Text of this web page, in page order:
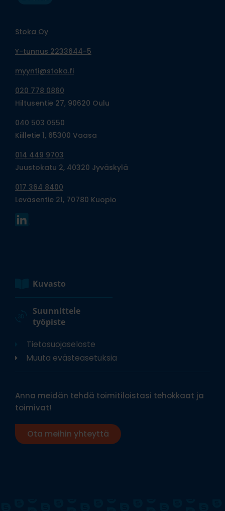
Stoka Oy
Y-tunnus 2233644-5
myynti@stoka.fi
020 778 0860
Hiltusentie 27, 90620 Oulu
040 503 0550
Kiilletie 1, 65300 Vaasa
014 449 9703
Juustokatu 2, 40320 Jyväskylä
017 364 8400
Leväsentie 21, 70780 Kuopio
Kuvasto
Suunnittele
työpiste
Tietosuojaseloste
Muuta evästeasetuksia
Anna meidän tehdä toimitiloistasi tehokkaat ja
toimivat!
Ota meihin yhteyttä